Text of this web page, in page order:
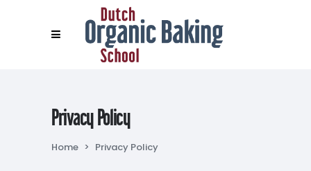
Privacy Policy
Home > Privacy Policy